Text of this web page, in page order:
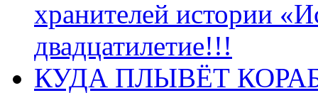
хранителей истории
двадцатилетие!!!
КУДА ПЛЫВЁТ